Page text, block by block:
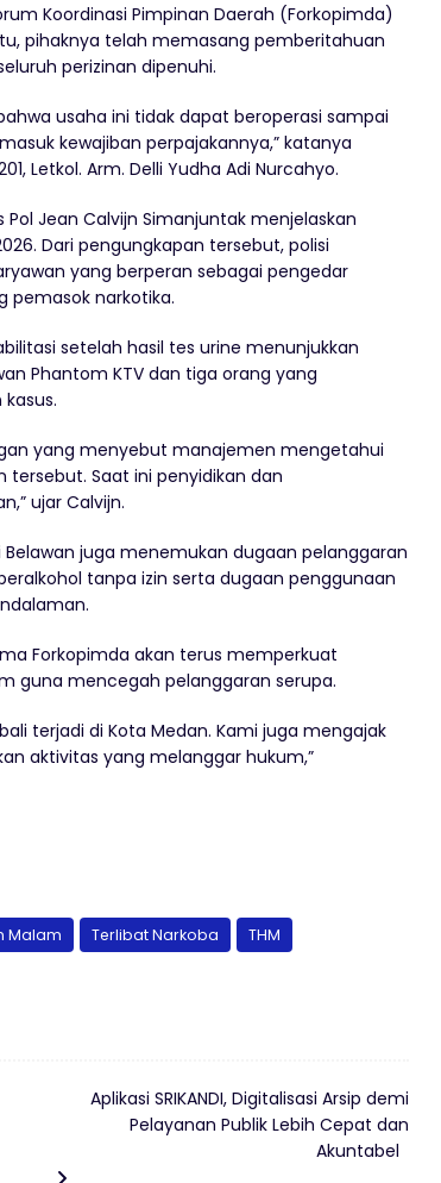
Koordinasi Pimpinan Daerah (Forkopimda)
pihaknya telah memasang pemberitahuan
perizinan dipenuhi.
usaha ini tidak dapat beroperasi sampai
kewajiban perpajakannya,” katanya
Letkol. Arm. Delli Yudha Adi Nurcahyo.
Jean Calvijn Simanjuntak menjelaskan
Dari pengungkapan tersebut, polisi
yang berperan sebagai pengedar
pemasok narkotika.
setelah hasil tes urine menunjukkan
Phantom KTV dan tiga orang yang
yang menyebut manajemen mengetahui
Saat ini penyidikan dan
ujar Calvijn.
juga menemukan dugaan pelanggaran
tanpa izin serta dugaan penggunaan
Forkopimda akan terus memperkuat
guna mencegah pelanggaran serupa.
terjadi di Kota Medan. Kami juga mengajak
aktivitas yang melanggar hukum,”
Malam Terlibat Narkoba THM
Aplikasi SRIKANDI, Digitalisasi Arsip demi
Pelayanan Publik Lebih Cepat dan
Akuntabel